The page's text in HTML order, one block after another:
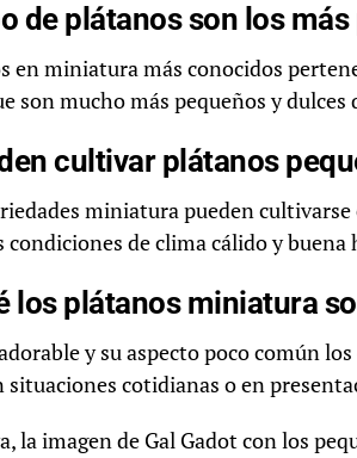
de plátanos son los
en miniatura más conocidos
son mucho más pequeños y
cultivar plátanos
miniatura pueden
condiciones de clima cálido y buena
los plátanos miniatura
y su aspecto poco común
situaciones cotidianas o en
la imagen de Gal Gadot con los